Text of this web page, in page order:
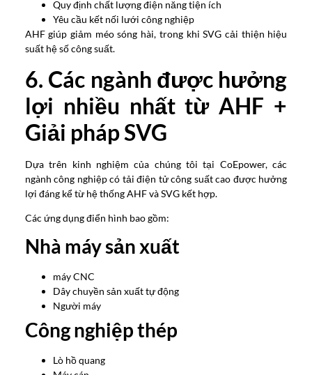
Quy định chất lượng điện năng tiện ích
Yêu cầu kết nối lưới công nghiệp
AHF giúp giảm méo sóng hài, trong khi SVG cải thiện hiệu
suất hệ số công suất.
6. Các ngành được hưởng
lợi nhiều nhất từ ​​AHF +
Giải pháp SVG
Dựa trên kinh nghiệm của chúng tôi tại CoEpower, các
ngành công nghiệp có tải điện tử công suất cao được hưởng
lợi đáng kể từ hệ thống AHF và SVG kết hợp.
Các ứng dụng điển hình bao gồm:
Nhà máy sản xuất
máy CNC
Dây chuyền sản xuất tự động
Người máy
Công nghiệp thép
Lò hồ quang